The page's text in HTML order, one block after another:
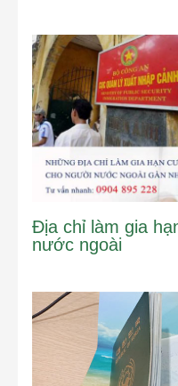
Địa chỉ làm gia
nước ngoài